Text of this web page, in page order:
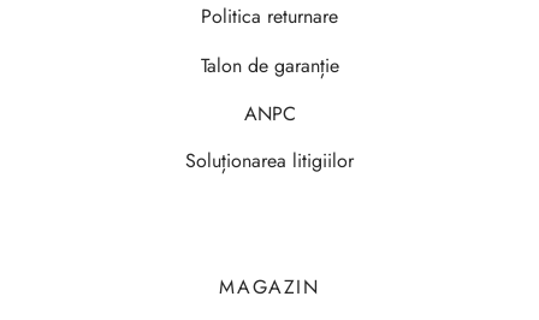
Politica returnare
Talon de garanție
ANPC
Soluționarea litigiilor
MAGAZIN